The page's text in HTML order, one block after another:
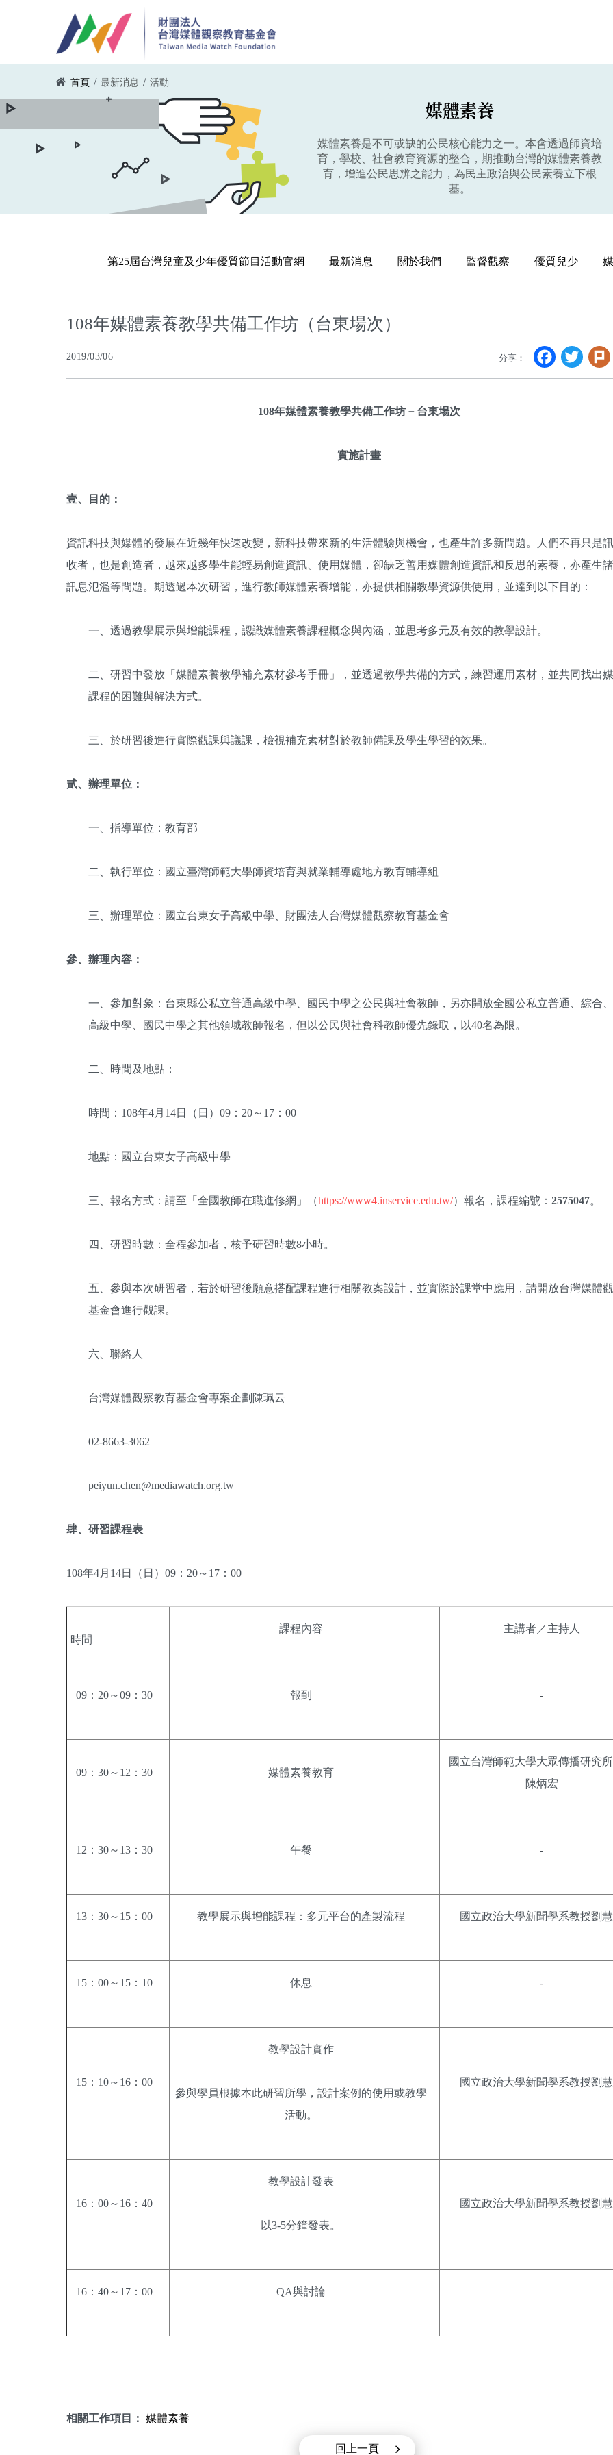
您在這裡
首頁 / 最新消息 / 活動
媒體素養
媒體素養是不可或缺的公民核心能力之一。本會透過師資培
育，學校、社會教育資源的整合，期推動台灣的媒體素養教
育，增進公民思辨之能力，為民主政治與公民素養立下根
基。
第25屆台灣兒童及少年優質節目活動官網 最新消息 關於我們 監督觀察 優質兒少
108年媒體素養教學共備工作坊（台東場次）
2019/03/06 分享：
108年媒體素養教學共備工作坊－台東場次
實施計畫
壹、目的：
資訊科技與媒體的發展在近幾年快速改變，新科技帶來新的生活體驗與機會，也產生許多新問題。人們不再只是
收者，也是創造者，越來越多學生能輕易創造資訊、使用媒體，卻缺乏善用媒體創造資訊和反思的素養，亦產生
訊息氾濫等問題。期透過本次研習，進行教師媒體素養增能，亦提供相關教學資源供使用，並達到以下目的：
一、透過教學展示與增能課程，認識媒體素養課程概念與內涵，並思考多元及有效的教學設計。
二、研習中發放「媒體素養教學補充素材參考手冊」，並透過教學共備的方式，練習運用素材，並共同找出
課程的困難與解決方式。
三、於研習後進行實際觀課與議課，檢視補充素材對於教師備課及學生學習的效果。
貳、辦理單位：
一、指導單位：教育部
二、執行單位：國立臺灣師範大學師資培育與就業輔導處地方教育輔導組
三、辦理單位：國立台東女子高級中學、財團法人台灣媒體觀察教育基金會
參、辦理內容：
一、參加對象：台東縣公私立普通高級中學、國民中學之公民與社會教師，另亦開放全國公私立普通、綜合
高級中學、國民中學之其他領域教師報名，但以公民與社會科教師優先錄取，以40名為限。
二、時間及地點：
時間：108年4月14日（日）09：20～17：00
地點：國立台東女子高級中學
三、報名方式：請至「全國教師在職進修網」（https://www4.inservice.edu.tw/）報名，課程編號： 2575047。
四、研習時數：全程參加者，核予研習時數8小時。
五、參與本次研習者，若於研習後願意搭配課程進行相關教案設計，並實際於課堂中應用，請開放台灣媒體
基金會進行觀課。
六、聯絡人
台灣媒體觀察教育基金會專案企劃陳珮云
02-8663-3062
peiyun.chen@mediawatch.org.tw
肆、研習課程表
108年4月14日（日）09：20～17：00
時間
課程內容 主講者／主持人
09：20～09：30 報到 -
09：30～12：30 媒體素養教育
國立台灣師範大學大眾傳播研究
陳炳宏
12：30～13：30 午餐 -
13：30～15：00 教學展示與增能課程：多元平台的產製流程 國立政治大學新聞學系教授劉
15：00～15：10 休息 -
15：10～16：00
教學設計實作
參與學員根據本此研習所學，設計案例的使用或教學
活動。
國立政治大學新聞學系教授劉
16：00～16：40
教學設計發表
以3-5分鐘發表。
國立政治大學新聞學系教授劉
16：40～17：00 QA與討論
相關工作項目： 媒體素養
回上一頁